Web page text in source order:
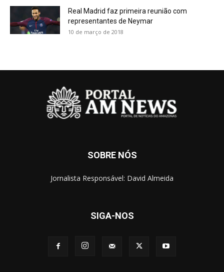
Real Madrid faz primeira reunião com
representantes de Neymar
10 de março de 2018
SOBRE NÓS
Jornalista Responsável: David Almeida
SIGA-NOS